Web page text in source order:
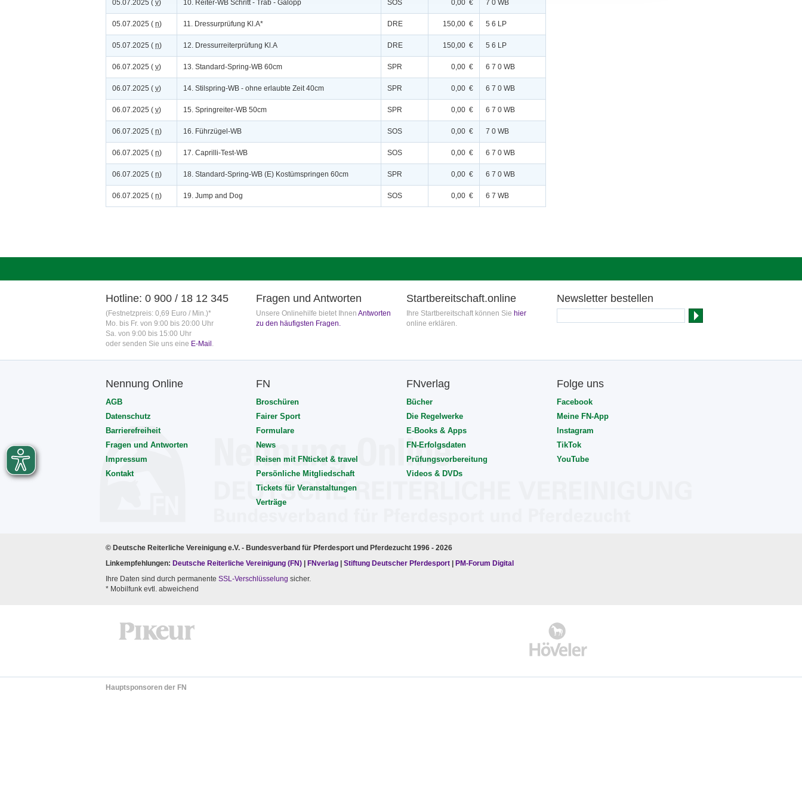
05.07.2025 ( v) 10. Reiter-WB Schritt - Trab - Galopp SOS 0,00 € 7 0 WB
05.07.2025 ( n) 11. Dressurprüfung Kl.A* DRE 150,00 € 5 6 LP
05.07.2025 ( n) 12. Dressurreiterprüfung Kl.A DRE 150,00 € 5 6 LP
06.07.2025 ( v) 13. Standard-Spring-WB 60cm SPR 0,00 € 6 7 0 WB
06.07.2025 ( v) 14. Stilspring-WB - ohne erlaubte Zeit 40cm SPR 0,00 € 6 7 0 WB
06.07.2025 ( v) 15. Springreiter-WB 50cm SPR 0,00 € 6 7 0 WB
06.07.2025 ( n) 16. Führzügel-WB SOS 0,00 € 7 0 WB
06.07.2025 ( n) 17. Caprilli-Test-WB SOS 0,00 € 6 7 0 WB
06.07.2025 ( n) 18. Standard-Spring-WB (E) Kostümspringen 60cm SPR 0,00 € 6 7 0 WB
06.07.2025 ( n) 19. Jump and Dog SOS 0,00 € 6 7 WB
Hotline: 0 900 / 18 12 345
(Festnetzpreis: 0,69 Euro / Min.)*
Mo. bis Fr. von 9:00 bis 20:00 Uhr
Sa. von 9:00 bis 15:00 Uhr
oder senden Sie uns eine E-Mail .
Fragen und Antworten
Unsere Onlinehilfe bietet Ihnen Antworten
zu den häufigsten Fragen.
Startbereitschaft.online
Ihre Startbereitschaft können Sie hier
online erklären.
Newsletter bestellen
Nennung Online
AGB
Datenschutz
Barrierefreiheit
Fragen und Antworten
Impressum
Kontakt
FN
Broschüren
Fairer Sport
Formulare
News
Reisen mit FNticket & travel
Persönliche Mitgliedschaft
Tickets für Veranstaltungen
Verträge
FNverlag
Bücher
Die Regelwerke
E-Books & Apps
FN-Erfolgsdaten
Prüfungsvorbereitung
Videos & DVDs
Folge uns
Facebook
Meine FN-App
Instagram
TikTok
YouTube
© Deutsche Reiterliche Vereinigung e.V. - Bundesverband für Pferdesport und Pferdezucht 1996 - 2026
Linkempfehlungen: Deutsche Reiterliche Vereinigung (FN) FNverlag Stiftung Deutscher Pferdesport
PM-Forum Digital
Ihre Daten sind durch permanente SSL-Verschlüsselung sicher.
* Mobilfunk evtl. abweichend
Hauptsponsoren der FN